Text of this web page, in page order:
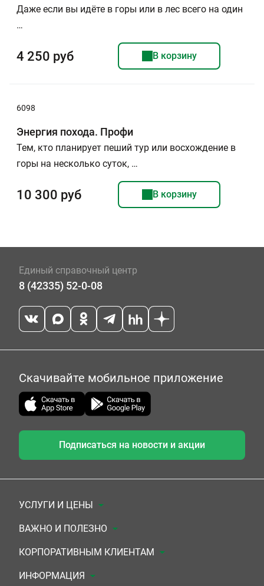
Даже если вы идёте в горы или в лес всего на один
…
4 250 руб В корзину
6098
Энергия похода. Профи
Тем, кто планирует пеший тур или восхождение в
горы на несколько суток, …
10 300 руб В корзину
Единый справочный центр
8 (42335) 52-0-08
Скачивайте мобильное приложение
Подписаться на новости и акции
УСЛУГИ И ЦЕНЫ
Анализы
Комплексы
УЗИ
ВАЖНО И ПОЛЕЗНО
Документы для заключения договора
Система скидок
КОРПОРАТИВНЫМ КЛИЕНТАМ
Медицинским организациям
ИНФОРМАЦИЯ